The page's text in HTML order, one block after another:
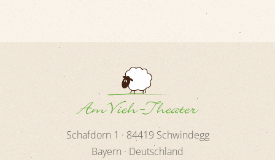
Schafdorn 1 · 84419Schwindegg
Bayern · Deutschland